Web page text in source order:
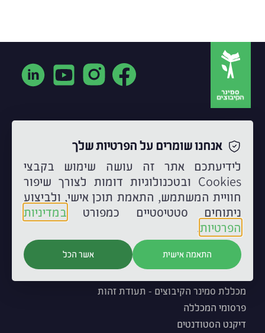
03-6902323
info.skb@smkb.ac.il
מכרזים
השכרת כיתות
דרכי הגעה
מפת המכללה
עלינו
מכללת סמינר הקיבוצים - תעודת זהות
פרסומי המכללה
דיקנט הסטודנטים
אנחנו שומרים על הפרטיות שלך
לידיעתכם אתר זה עושה שימוש בקבצי
Cookies ובטכנולוגיות דומות לצורך שיפור
חוויית המשתמש, התאמת תוכן אישי, ולביצוע
ניתוחים סטטיסטיים כמפורט במדיניות
הפרטיות.
אשר הכל התאמה אישית